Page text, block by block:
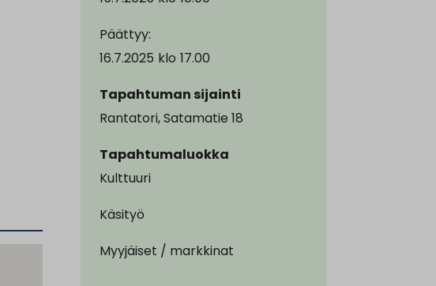
Päättyy:
16.7.2025 klo 17.00
Tapahtuman sijainti
Rantatori, Satamatie 18
Tapahtumaluokka
Kulttuuri
Käsityö
Myyjäiset / markkinat